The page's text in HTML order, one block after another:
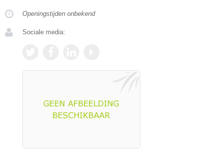
Openingstijden onbekend
Sociale media: